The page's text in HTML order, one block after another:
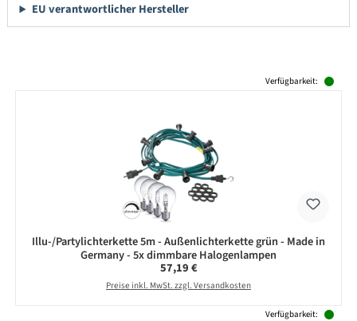
EU verantwortlicher Hersteller
Verfügbarkeit:
Illu-/Partylichterkette 5m - Außenlichterkette grün - Made in
Germany - 5x dimmbare Halogenlampen
Regulärer Preis:
57,19 €
Preise inkl. MwSt. zzgl. Versandkosten
Verfügbarkeit: